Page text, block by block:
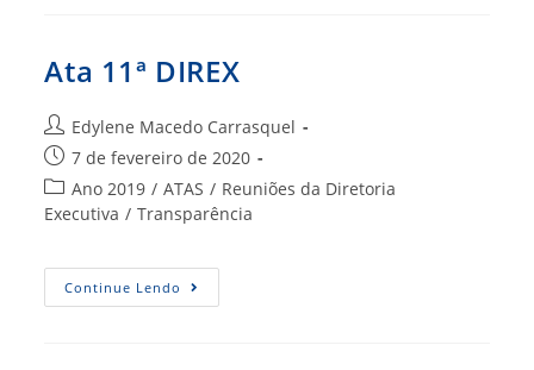
Ata 11ª DIREX
Autor
do
post:
Edylene Macedo Carrasquel
Post
publicado:
7 de fevereiro de 2020
Categoria
do
Ano 2019 / ATAS / Reuniões da Diretoria
Executiva / Transparência
Continue Lendo Ata
11ª